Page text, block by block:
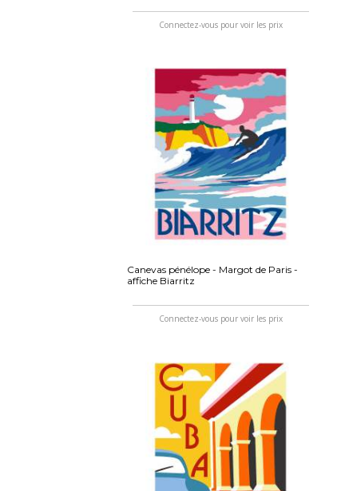
Connectez-vous pour voir les prix
Canevas pénélope - Margot de Paris -
affiche Biarritz
Connectez-vous pour voir les prix